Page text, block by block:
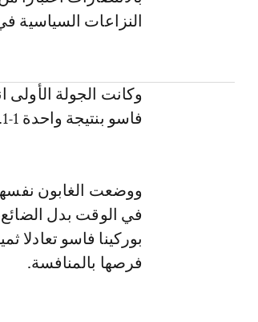
النزاعات السياسية في
وكانت الجولة الأولى
فاسو بنتيجة واحدة 1-1.
ووضعت الغابون
في الوقت بدل
بوركينا فاسو تعادلا
فرصها بالمنافسة.